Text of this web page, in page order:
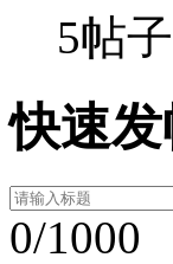
5帖子
快速
0/1000